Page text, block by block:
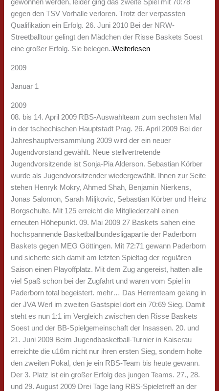
gewonnen werden, leider ging das zweite Spiel mit 70:78
gegen den TSV Vorhalle verloren. Trotz der verpassten
Qualifikation ein Erfolg. 26. Juni 2010 Bei der NRW-
Streetballtour gelingt den Mädchen der Risse Baskets Soest
eine großer Erfolg. Sie belegen..Weiterlesen
2009
Januar 1
2009
08. bis 14. April 2009 RBS-Auswahlteam zum sechsten Mal
in der tschechischen Hauptstadt Prag. 26. April 2009 Bei der
Jahreshauptversammlung 2009 wird der ein neuer
Jugendvorstand gewählt. Neue stellvertretende
Jugendvorsitzende ist Sonja-Pia Alderson. Sebastian Körber
wurde als Jugendvorsitzender wiedergewählt. Ihnen zur Seite
stehen Henryk Mokry, Ahmed Shah, Benjamin Nierkens,
Jonas Salomon, Sarah Miljkovic, Sebastian Körber und Heinz
Borgschulte. Mit 125 erreicht die Mitgliederzahl einen
erneuten Höhepunkt. 09. Mai 2009 27 Baskets sahen eine
hochspannende Basketballbundesligapartie der Paderborn
Baskets gegen MEG Göttingen. Mit 72:71 gewann Paderborn
und sicherte sich damit am letzten Spieltag der regulären
Saison einen Playoffplatz. Mit dem Zug angereist, hatten alle
viel Spaß schon bei der Zugfahrt und waren vom Spiel in
Paderborn total begeistert. mehr… Das Herrenteam gelang in
der JVA Werl im zweiten Gastspiel dort ein 70:69 Sieg. Damit
steht es nun 1:1 im Vergleich zwischen den Risse Baskets
Soest und der BB-Spielgemeinschaft der Insassen. 20. und
21. Juni 2009 Beim Jugendbasketball-Turnier in Kaiserau
erreichte die u16m nicht nur ihren ersten Sieg, sondern holte
den zweiten Pokal, den je ein RBS-Team bis heute gewann.
Der 3. Platz ist ein großer Erfolg des jungen Teams. 27., 28.
und 29. August 2009 Drei Tage lang RBS-Spieletreff an der